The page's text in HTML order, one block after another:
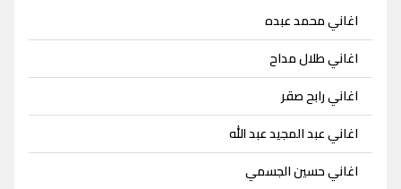
اغاني محمد عبده
اغاني طلال مداح
اغاني رابح صقر
اغاني عبد المجيد عبد الله
اغاني حسين الجسمي